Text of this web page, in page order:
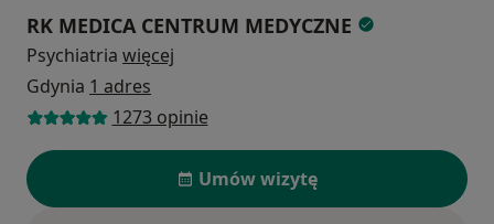
RK MEDICA CENTRUM MEDYCZNE
Psychiatria więcej
Gdynia 1 adres
1273 opinie
Umów wizytę